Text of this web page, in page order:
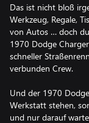
Das ist nicht bloß
Werkzeug, Regale,
von Autos … doch
1970 Dodge
schneller
verbunden Crew.
Und der 1970
Werkstatt stehen,
und nur darauf